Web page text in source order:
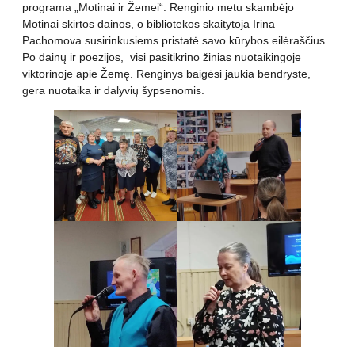
programa „Motinai ir Žemei“. Renginio metu skambėjo
Motinai skirtos dainos, o bibliotekos skaitytoja Irina
Pachomova susirinkusiems pristatė savo kūrybos eilėraščius.
Po dainų ir poezijos, visi pasitikrino žinias nuotaikingoje
viktorinoje apie Žemę. Renginys baigėsi jaukia bendryste,
gera nuotaika ir dalyvių šypsenomis.